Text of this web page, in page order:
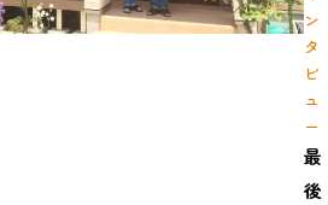
ン
タ
ビ
ュ
ー
最
後